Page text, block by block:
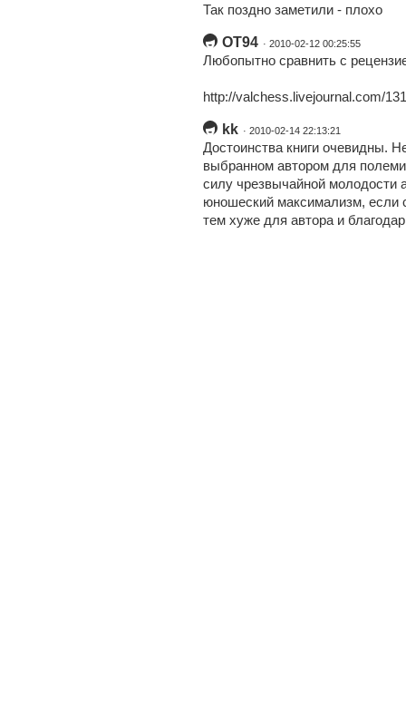
Так поздно заметили - плохо
OT94 · 2010-02-12 00:25:55
Любопытно сравнить с
http://valchess.livejournal.com/
kk · 2010-02-14 22:13:21
Достоинства книги очевидны.
выбранном автором для
силу чрезвычайной молодости
юношеский максимализм, если
тем хуже для автора и